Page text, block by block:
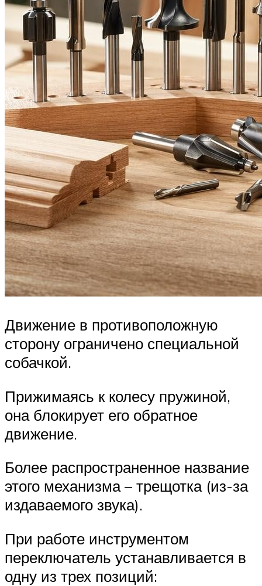
Движение в противоположную
сторону ограничено специальной
собачкой.
Прижимаясь к колесу пружиной,
она блокирует его обратное
движение.
Более распространенное название
этого механизма – трещотка (из-за
издаваемого звука).
При работе инструментом
переключатель устанавливается в
одну из трех позиций: